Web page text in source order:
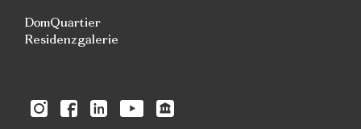
DomQuartier
Residenzgalerie